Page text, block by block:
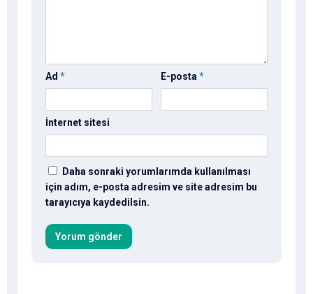
Ad * E-posta*
İnternet sitesi
Daha sonraki yorumlarımda kullanılması
için adım, e-posta adresim ve site adresim bu
tarayıcıya kaydedilsin.